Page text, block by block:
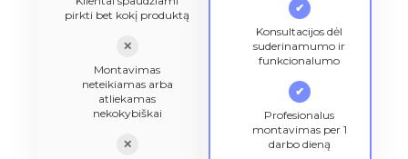
pirkti bet kokį produktą
✕
Montavimas
neteikiamas arba
atliekamas
nekokybiškai
✕
✔
Konsultacijos dėl
suderinamumo ir
funkcionalumo
✔
Profesionalus
montavimas per 1
darbo dieną